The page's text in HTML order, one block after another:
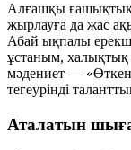
Алғашқы ғашықтық
жырлауға да жас
Абай ықпалы
ұстаным, халықтық
мәдениет — «Өткен
тегеурінді
Аталатын